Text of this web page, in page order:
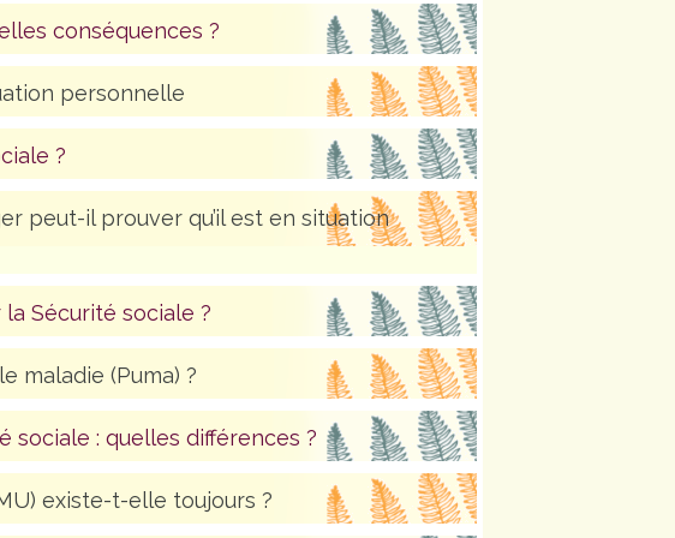
conséquences ?
personnelle
?
peut-il prouver qu’il est en situation
Sécurité sociale ?
maladie (Puma) ?
sociale : quelles différences ?
existe-t-elle toujours ?